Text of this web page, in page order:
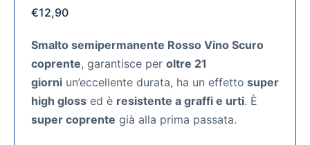
€12,90
Smalto semipermanente Rosso Vino Scuro
coprente, garantisce per oltre 21
giorni un’eccellente durata, ha un effetto super
high gloss ed è resistente a graffi e urti. È
super coprente già alla prima passata.